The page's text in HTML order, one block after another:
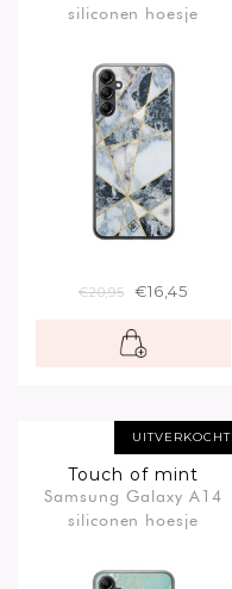
siliconen hoesje
€20,95 €16,45
UITVERKOCHT
Touch of mint
Samsung Galaxy A14
siliconen hoesje